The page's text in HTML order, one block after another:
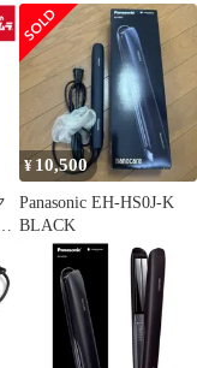
レートヘアアイロン
EH-HS0J
¥ 10,500
Panasonic EH-HS0J-K
BLACK